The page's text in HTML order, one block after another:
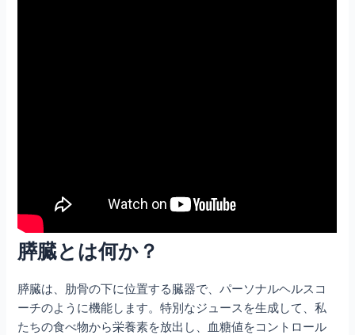
膵臓とは何か？
膵臓は、肋骨の下に位置する臓器で、パーソナルヘルスコ
ーチのように機能します。特別なジュースを生成して、私
たちの食べ物から栄養素を放出し、血糖値をコントロール